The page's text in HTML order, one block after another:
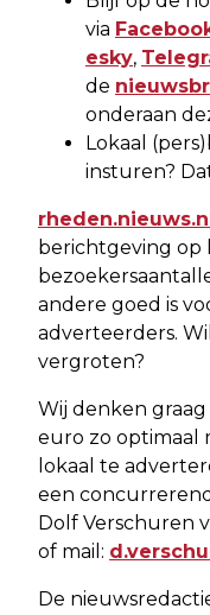
via
esky,
de
onderaan
Lokaal
insturen?
rheden.nieuws.nl
berichtgeving op
andere goed is
adverteerders.
vergroten?
Wij denken
euro zo optimaal
lokaal te
een
Dolf Verschuren
of mail:
De